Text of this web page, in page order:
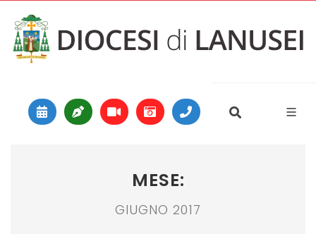
Main Navigation
MESE:
GIUGNO 2017